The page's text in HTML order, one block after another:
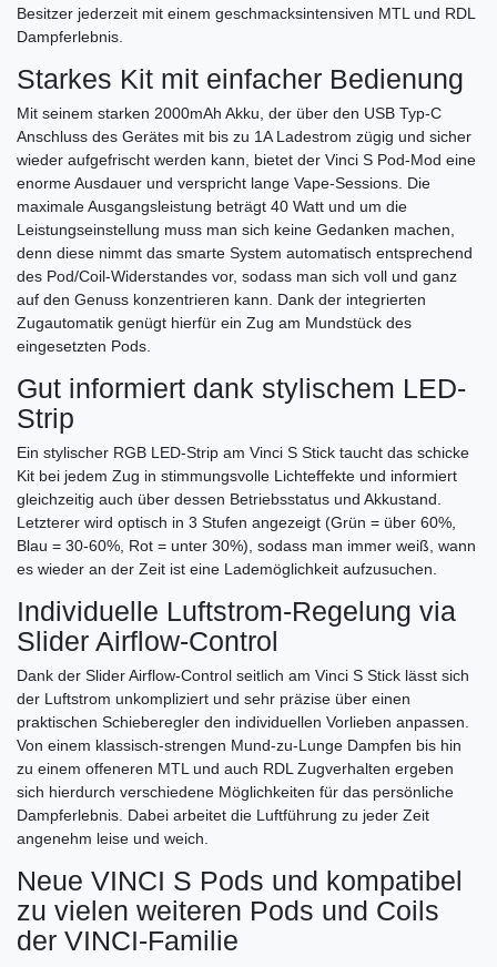
Besitzer jederzeit mit einem geschmacksintensiven MTL und RDL
Dampferlebnis.
Starkes Kit mit einfacher Bedienung
Mit seinem starken 2000mAh Akku, der über den USB Typ-C
Anschluss des Gerätes mit bis zu 1A Ladestrom zügig und sicher
wieder aufgefrischt werden kann, bietet der Vinci S Pod-Mod eine
enorme Ausdauer und verspricht lange Vape-Sessions. Die
maximale Ausgangsleistung beträgt 40 Watt und um die
Leistungseinstellung muss man sich keine Gedanken machen,
denn diese nimmt das smarte System automatisch entsprechend
des Pod/Coil-Widerstandes vor, sodass man sich voll und ganz
auf den Genuss konzentrieren kann. Dank der integrierten
Zugautomatik genügt hierfür ein Zug am Mundstück des
eingesetzten Pods.
Gut informiert dank stylischem LED-
Strip
Ein stylischer RGB LED-Strip am Vinci S Stick taucht das schicke
Kit bei jedem Zug in stimmungsvolle Lichteffekte und informiert
gleichzeitig auch über dessen Betriebsstatus und Akkustand.
Letzterer wird optisch in 3 Stufen angezeigt (Grün = über 60%,
Blau = 30-60%, Rot = unter 30%), sodass man immer weiß, wann
es wieder an der Zeit ist eine Lademöglichkeit aufzusuchen.
Individuelle Luftstrom-Regelung via
Slider Airflow-Control
Dank der Slider Airflow-Control seitlich am Vinci S Stick lässt sich
der Luftstrom unkompliziert und sehr präzise über einen
praktischen Schieberegler den individuellen Vorlieben anpassen.
Von einem klassisch-strengen Mund-zu-Lunge Dampfen bis hin
zu einem offeneren MTL und auch RDL Zugverhalten ergeben
sich hierdurch verschiedene Möglichkeiten für das persönliche
Dampferlebnis. Dabei arbeitet die Luftführung zu jeder Zeit
angenehm leise und weich.
Neue VINCI S Pods und kompatibel
zu vielen weiteren Pods und Coils
der VINCI-Familie